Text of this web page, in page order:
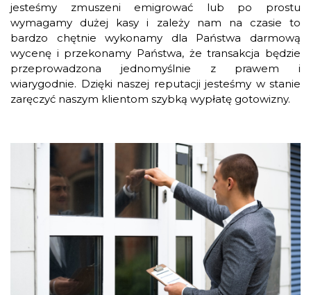
jesteśmy zmuszeni emigrować lub po prostu
wymagamy dużej kasy i zależy nam na czasie to
bardzo chętnie wykonamy dla Państwa darmową
wycenę i przekonamy Państwa, że transakcja będzie
przeprowadzona jednomyślnie z prawem i
wiarygodnie. Dzięki naszej reputacji jesteśmy w stanie
zaręczyć naszym klientom szybką wypłatę gotowizny.